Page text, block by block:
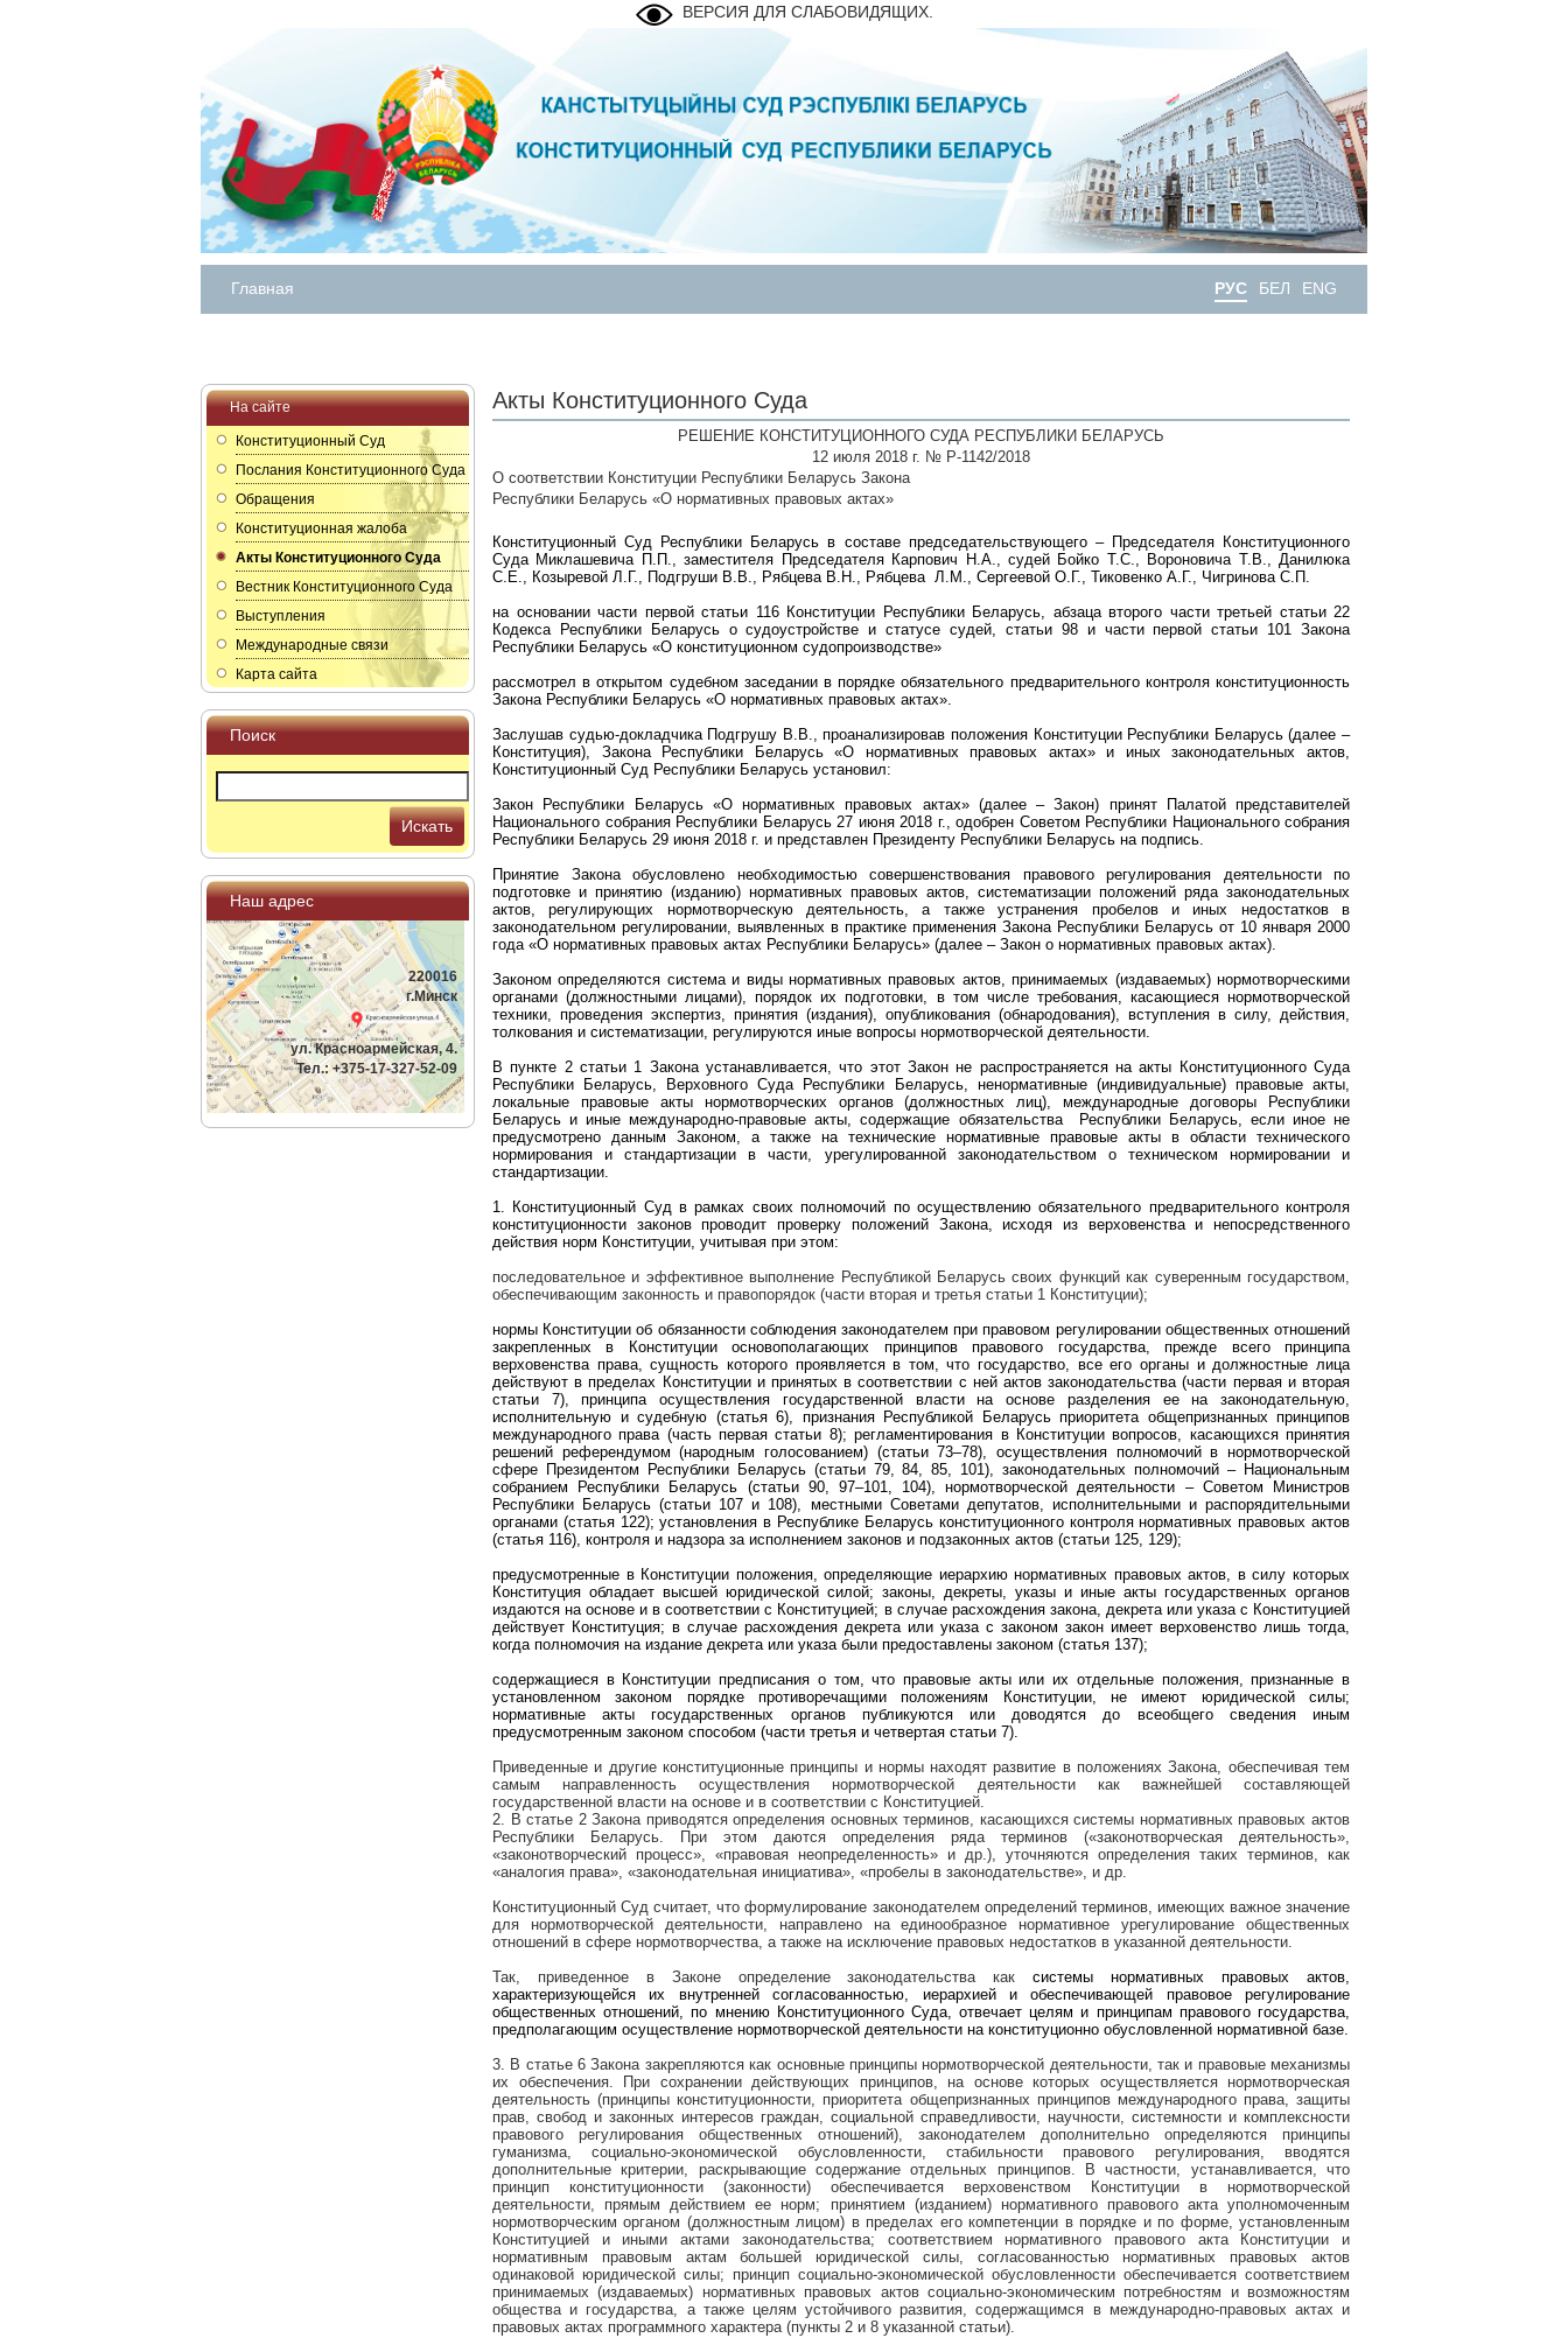
ВЕРСИЯ ДЛЯ СЛАБОВИДЯЩИХ.
Главная РУС БЕЛ ENG
На сайте
Конституционный Суд
Послания Конституционного Суда
Обращения
Конституционная жалоба
Акты Конституционного Суда
Вестник Конституционного Суда
Выступления
Международные связи
Карта сайта
Поиск
Искать
Наш адрес
220016
г.Минск
ул. Красноармейская, 4.
Тел.: +375-17-327-52-09
Акты Конституционного Суда
РЕШЕНИЕ КОНСТИТУЦИОННОГО СУДА РЕСПУБЛИКИ БЕЛАРУСЬ
12 июля 2018 г. № Р-1142/2018
О соответствии Конституции Республики Беларусь Закона
Республики Беларусь «О нормативных правовых актах»
Конституционный Суд Республики Беларусь в составе председательствующего – Председателя Конституционного
Суда Миклашевича П.П., заместителя Председателя Карпович Н.А., судей Бойко Т.С., Вороновича Т.В., Данилюка
С.Е., Козыревой Л.Г., Подгруши В.В., Рябцева В.Н., Рябцева Л.М., Сергеевой О.Г., Тиковенко А.Г., Чигринова С.П.
на основании части первой статьи 116 Конституции Республики Беларусь, абзаца второго части третьей статьи 22
Кодекса Республики Беларусь о судоустройстве и статусе судей, статьи 98 и части первой статьи 101 Закона
Республики Беларусь «О конституционном судопроизводстве»
рассмотрел в открытом судебном заседании в порядке обязательного предварительного контроля конституционность
Закона Республики Беларусь «О нормативных правовых актах».
Заслушав судью-докладчика Подгрушу В.В., проанализировав положения Конституции Республики Беларусь (далее –
Конституция), Закона Республики Беларусь «О нормативных правовых актах» и иных законодательных актов,
Конституционный Суд Республики Беларусь установил:
Закон Республики Беларусь «О нормативных правовых актах» (далее – Закон) принят Палатой представителей
Национального собрания Республики Беларусь 27 июня 2018 г., одобрен Советом Республики Национального собрания
Республики Беларусь 29 июня 2018 г. и представлен Президенту Республики Беларусь на подпись.
Принятие Закона обусловлено необходимостью совершенствования правового регулирования деятельности по
подготовке и принятию (изданию) нормативных правовых актов, систематизации положений ряда законодательных
актов, регулирующих нормотворческую деятельность, а также устранения пробелов и иных недостатков в
законодательном регулировании, выявленных в практике применения Закона Республики Беларусь от 10 января 2000
года «О нормативных правовых актах Республики Беларусь» (далее – Закон о нормативных правовых актах).
Законом определяются система и виды нормативных правовых актов, принимаемых (издаваемых) нормотворческими
органами (должностными лицами), порядок их подготовки, в том числе требования, касающиеся нормотворческой
техники, проведения экспертиз, принятия (издания), опубликования (обнародования), вступления в силу, действия,
толкования и систематизации, регулируются иные вопросы нормотворческой деятельности.
В пункте 2 статьи 1 Закона устанавливается, что этот Закон не распространяется на акты Конституционного Суда
Республики Беларусь, Верховного Суда Республики Беларусь, ненормативные (индивидуальные) правовые акты,
локальные правовые акты нормотворческих органов (должностных лиц), международные договоры Республики
Беларусь и иные международно-правовые акты, содержащие обязательства
Республики Беларусь, если иное не
предусмотрено данным Законом, а также на технические нормативные правовые акты в области технического
нормирования и стандартизации в части, урегулированной законодательством о техническом нормировании и
стандартизации.
1. Конституционный Суд в рамках своих полномочий по осуществлению обязательного предварительного контроля
конституционности законов проводит проверку положений Закона, исходя из верховенства и непосредственного
действия норм Конституции, учитывая при этом:
последовательное и эффективное выполнение Республикой Беларусь своих функций как суверенным государством,
обеспечивающим законность и правопорядок (части вторая и третья статьи 1 Конституции);
нормы Конституции об обязанности соблюдения законодателем при правовом регулировании общественных отношений
закрепленных в Конституции основополагающих принципов правового государства, прежде всего принципа
верховенства права, сущность которого проявляется в том, что государство, все его органы и должностные лица
действуют в пределах Конституции и принятых в соответствии с ней актов законодательства (части первая и вторая
статьи 7), принципа осуществления государственной власти на основе разделения ее на законодательную,
исполнительную и судебную (статья 6), признания Республикой Беларусь приоритета общепризнанных принципов
международного права (часть первая статьи 8); регламентирования в Конституции вопросов, касающихся принятия
решений референдумом (народным голосованием) (статьи 73–78), осуществления полномочий в нормотворческой
сфере Президентом Республики Беларусь (статьи 79, 84, 85, 101), законодательных полномочий – Национальным
собранием Республики Беларусь (статьи 90, 97–101, 104), нормотворческой деятельности – Советом Министров
Республики Беларусь (статьи 107 и 108), местными Советами депутатов, исполнительными и распорядительными
органами (статья 122); установления в Республике Беларусь конституционного контроля нормативных правовых актов
(статья 116), контроля и надзора за исполнением законов и подзаконных актов (статьи 125, 129);
предусмотренные в Конституции положения, определяющие иерархию нормативных правовых актов, в силу которых
Конституция обладает высшей юридической силой; законы, декреты, указы и иные акты государственных органов
издаются на основе и в соответствии с Конституцией; в случае расхождения закона, декрета или указа с Конституцией
действует Конституция; в случае расхождения декрета или указа с законом закон имеет верховенство лишь тогда,
когда полномочия на издание декрета или указа были предоставлены законом (статья 137);
содержащиеся в Конституции предписания о том, что правовые актыили их отдельные положения, признанные в
установленном законом порядке противоречащими положениям Конституции, не имеют юридической силы;
нормативные акты государственных органов публикуются или доводятся до всеобщего сведения иным
предусмотренным законом способом (части третья и четвертая статьи 7)
Приведенные и другие конституционные принципы и нормы находят развитие в положениях Закона, обеспечивая тем
самым направленность осуществления нормотворческой деятельности как важнейшей составляющей
государственной власти на основе и в соответствии с Конституцией.
2. В статье 2 Закона приводятся определения основных терминов, касающихся системы нормативных правовых актов
Республики Беларусь. При этом даются определения ряда терминов («законотворческая деятельность»,
«законотворческий процесс», «правовая неопределенность» и др.), уточняются определения таких терминов, как
«аналогия права», «законодательная инициатива», «пробелы в законодательстве», и др.
Конституционный Суд считает, что формулирование законодателем определений терминов, имеющих важное значение
для нормотворческой деятельности, направлено на единообразное нормативное урегулирование общественных
отношений в сфере нормотворчества, а также на исключение правовых недостатков в указанной деятельности.
Так, приведенное в Законе определение законодательства каксистемы нормативных правовых актов,
характеризующейся их внутренней согласованностью, иерархией и обеспечивающей правовое регулирование
общественных отношений,
по мнению Конституционного Суда, отвечает целям и принципам правового государства,
предполагающим осуществление нормотворческой деятельности на конституционно обусловленной нормативной базе.
3. В статье 6 Закона закрепляются как основные принципы нормотворческой деятельности, так и правовые механизмы
их обеспечения. При сохранении действующих принципов, на основе которых осуществляется нормотворческая
деятельность (принципы конституционности, приоритета общепризнанных принципов международного права, защиты
прав, свобод и законных интересов граждан, социальной справедливости, научности, системности и комплексности
правового регулирования общественных отношений), законодателем дополнительно определяются принципы
гуманизма, социально-экономической обусловленности, стабильности правового регулирования, вводятся
дополнительные критерии, раскрывающие содержание отдельных принципов. В частности, устанавливается, что
принцип конституционности (законности) обеспечивается верховенством Конституции в нормотворческой
деятельности, прямым действием ее норм; принятием (изданием) нормативного правового акта уполномоченным
нормотворческим органом (должностным лицом) в пределах его компетенции в порядке и по форме, установленным
Конституцией и иными актами законодательства; соответствием нормативного правового акта Конституции и
нормативным правовым актам большей юридической силы, согласованностью нормативных правовых актов
одинаковой юридической силы; принцип социально-экономической обусловленности обеспечивается соответствием
принимаемых (издаваемых) нормативных правовых актов социально-экономическим потребностям и возможностям
общества и государства, а также целям устойчивого развития, содержащимся в международно-правовых актах и
правовых актах программного характера (пункты 2 и 8 указанной статьи).